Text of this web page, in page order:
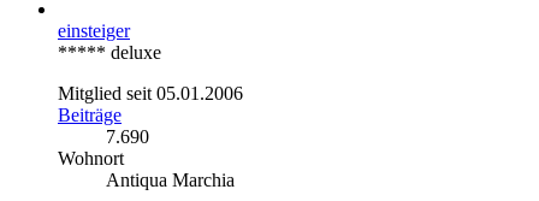
einsteiger
***** deluxe
Mitglied seit 05.01.2006
Beiträge
7.690
Wohnort
Antiqua Marchia